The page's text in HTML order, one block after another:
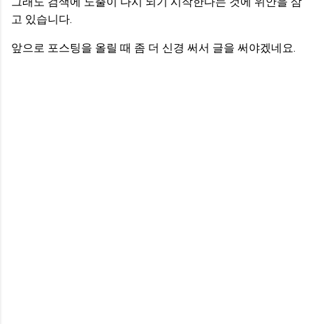
고 있습니다.
앞으로 포스팅을 올릴 때 좀 더 신경 써서 글을 써야겠네요.